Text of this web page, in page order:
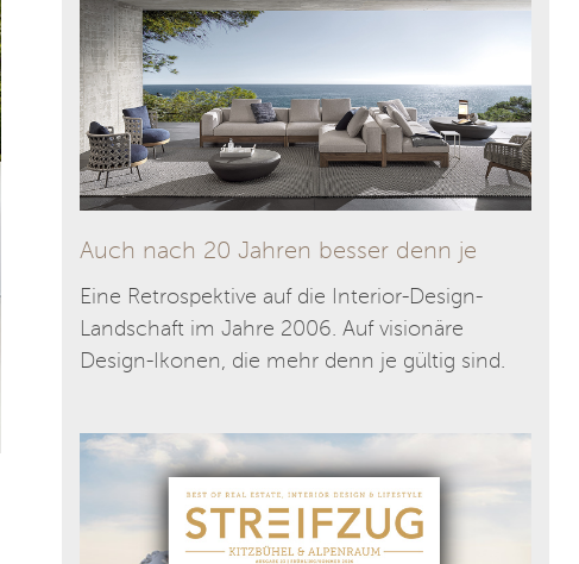
Auch nach 20 Jahren besser denn je
Eine Retrospektive auf die Interior-Design-
Landschaft im Jahre 2006. Auf visionäre
Design-Ikonen, die mehr denn je gültig sind.